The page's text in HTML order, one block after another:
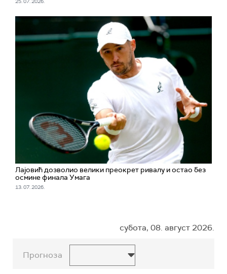
Лајовић дозволио велики преокрет ривалу и остао без
осмине финала Умага
13. 07. 2026.
субота, 08. август 2026.
Прогноза